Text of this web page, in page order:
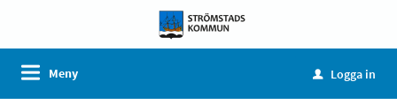
Meny u Logga in